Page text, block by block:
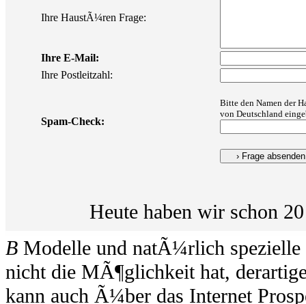
Ihre HaustÃ¼ren Frage:
Ihre E-Mail:
Ihre Postleitzahl:
Spam-Check:
Bitte den Namen der
von Deutschland
Heute haben wir schon
B Modelle und natÃ¼rlich
nicht die MÃ¶glichkeit hat,
kann auch Ã¼ber das Internet